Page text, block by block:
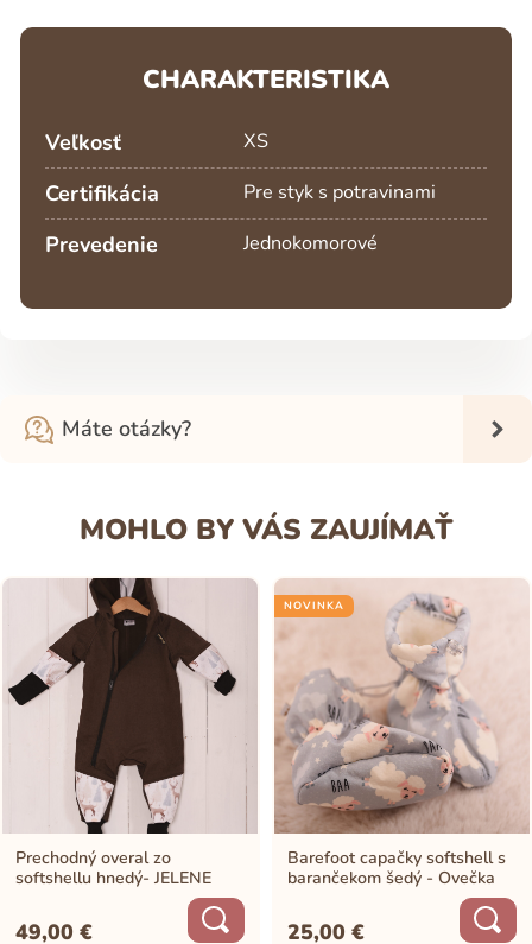
CHARAKTERISTIKA
Veľkosť XS
Certifikácia Pre styk s potravinami
Prevedenie Jednokomorové
Máte otázky?
MOHLO BY VÁS ZAUJÍMAŤ
Prechodný overal zo
softshellu hnedý- JELENE
49,00€
NOVINKA
Barefoot capačky softshell s
barančekom šedý - Ovečka
25,00€